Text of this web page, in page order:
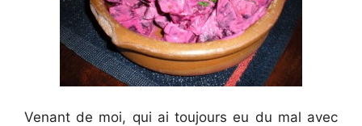
Venant de moi, qui ai toujours eu du mal avec